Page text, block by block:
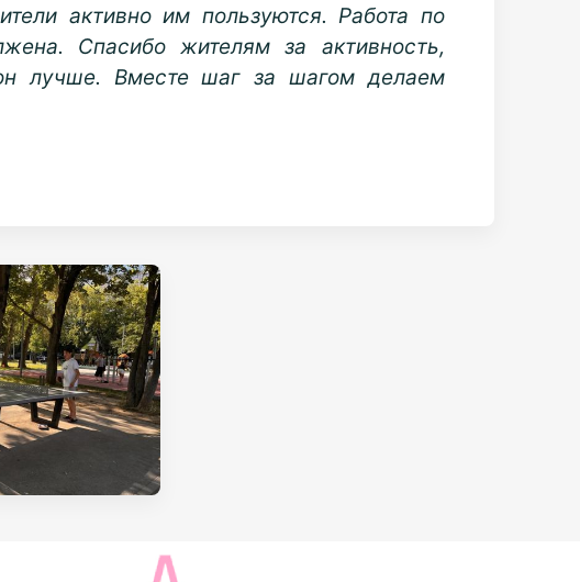
активно им пользуются. Работа по
Спасибо жителям за активность,
лучше. Вместе шаг за шагом делаем